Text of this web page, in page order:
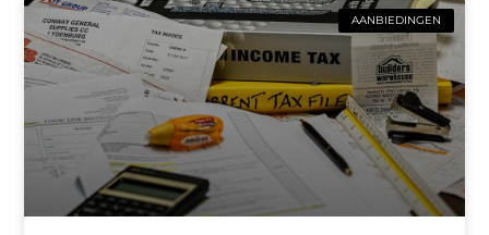
AANBIEDINGEN